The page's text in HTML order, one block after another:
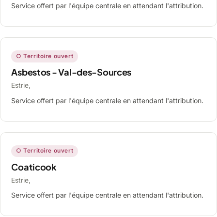
Service offert par l'équipe centrale en attendant l'attribution.
○ Territoire ouvert
Asbestos - Val-des-Sources
Estrie,
Service offert par l'équipe centrale en attendant l'attribution.
○ Territoire ouvert
Coaticook
Estrie,
Service offert par l'équipe centrale en attendant l'attribution.